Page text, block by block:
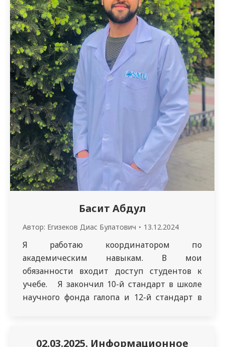
Басит Абдул
Автор: Егизеков Диас Булатович 13.12.2024
Я работаю координатором по
академическим навыкам. В мои
обязанности входит доступ студентов к
учебе. Я закончил 10-й стандарт в школе
научного фонда галопа и 12-й стандарт в
02.03.2025. Информационное